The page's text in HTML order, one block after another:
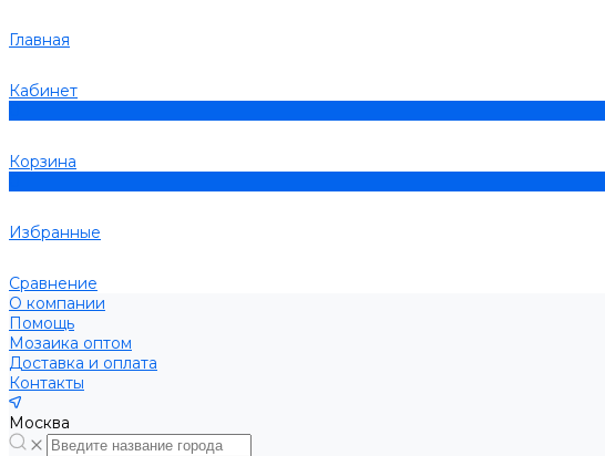
Главная
Кабинет
Корзина
Избранные
Сравнение
О компании
Помощь
Мозаика оптом
Доставка и оплата
Контакты
Москва